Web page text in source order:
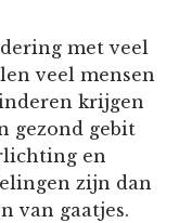
met veel
veel mensen
krijgen
gezond gebit
en
zijn dan
van gaatjes.